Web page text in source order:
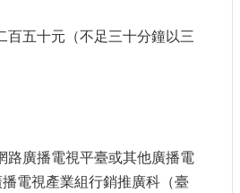
百五十元（不足三十分鐘以三
路廣播電視平臺或其他廣播電
電視產業組行銷推廣科（臺